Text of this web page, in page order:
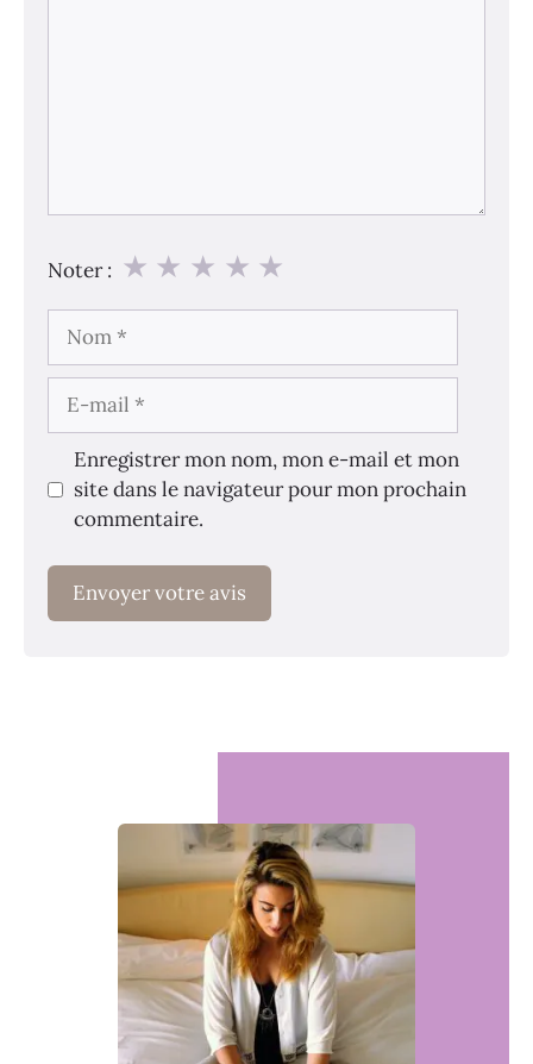
Noter : ★
★
★
★
★
Nom
E-
mail
Enregistrer mon nom, mon e-mail et mon
site dans le navigateur pour mon prochain
commentaire.